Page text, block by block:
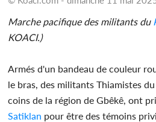
Marche pacifique des militants du
KOACI.)
Armés d'un bandeau de couleur
le bras, des militants Thiamistes du
coins de la région de Gbêkê, ont
Satiklan pour être des témoins